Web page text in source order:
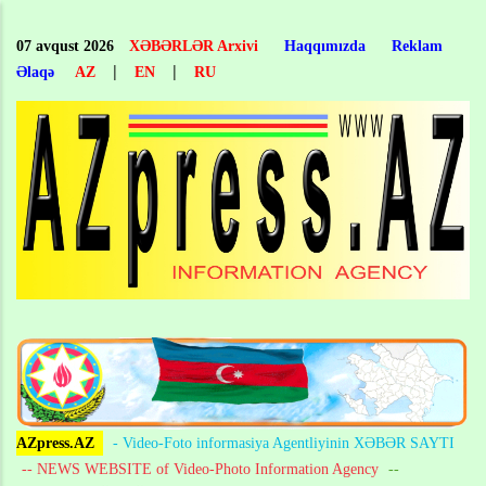
main
content
07 avqust 2026 XƏBƏRLƏR Arxivi Haqqımızda
Reklam
Əlaqə
AZ | EN | RU
AZpress.AZ
- Video-Foto informasiya Agentliyinin XƏBƏR SAYTI
-- NEWS WEBSITE of Video-Photo Information Agency --